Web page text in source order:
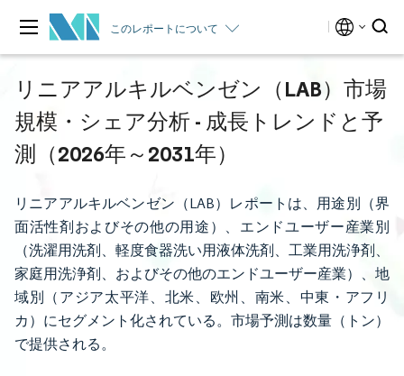
このレポートについて
リニアアルキルベンゼン（LAB）市場
規模・シェア分析 - 成長トレンドと予
測（2026年～2031年）
リニアアルキルベンゼン（LAB）レポートは、用途別（界
面活性剤およびその他の用途）、エンドユーザー産業別
（洗濯用洗剤、軽度食器洗い用液体洗剤、工業用洗浄剤、
家庭用洗浄剤、およびその他のエンドユーザー産業）、地
域別（アジア太平洋、北米、欧州、南米、中東・アフリ
カ）にセグメント化されている。市場予測は数量（トン）
で提供される。